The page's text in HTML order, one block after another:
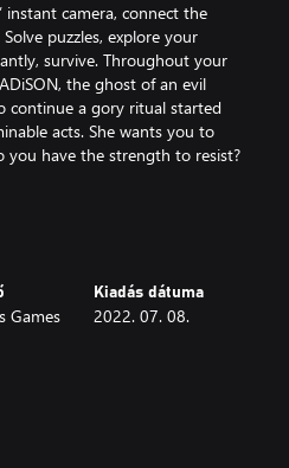
instant camera, connect the
puzzles, explore your
survive. Throughout your
the ghost of an evil
continue a gory ritual started
acts. She wants you to
you have the strength to resist?
and every character has a
the fear of unveiling the
elements and interact with them
a higher level of
immersive and terrifying
Games
Kiadás dátuma
2022. 07. 08.